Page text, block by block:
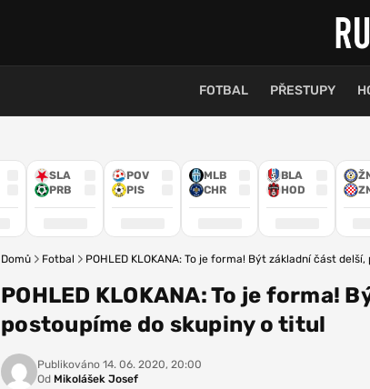
FOTBAL PŘESTUPY
SLA
PRB
POV
PIS
MLB
CHR
BLA
HOD
Domů Fotbal POHLED KLOKANA: To je forma! Být základní část
POHLED KLOKANA: To je forma!
postoupíme do skupiny o titul
Publikováno 14. 06. 2020, 20:00
Od Mikolášek Josef